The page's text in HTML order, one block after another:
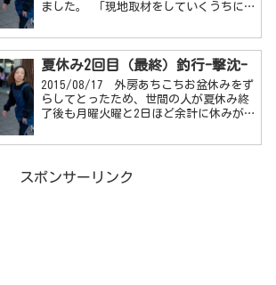
ました。 「現地取材をしていくうちに
週あたりに記事にする予定です」 との
こと。小湊界隈や漁協さん等色々主剤な
さったようです...
夏休み2回目（最終）釣行-撃沈-
2015/08/17 外房あちこちお盆休みをず
らしてとったため、世間の人が夏休み終
了後も月曜火曜と2日ほど余計に休みが
での予定で日曜の午後からまた外房
を買い物に連れて行...
スポンサーリンク